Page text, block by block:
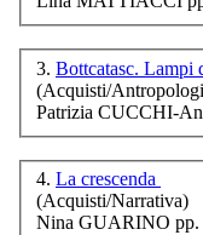
80 after 7133 ms:
3. Bottcatasc. Lampi
(Acquisti/
Patrizia CUCCHI-
4. La crescenda
(Acquisti/Narrativa)
Nina GUARINO pp.